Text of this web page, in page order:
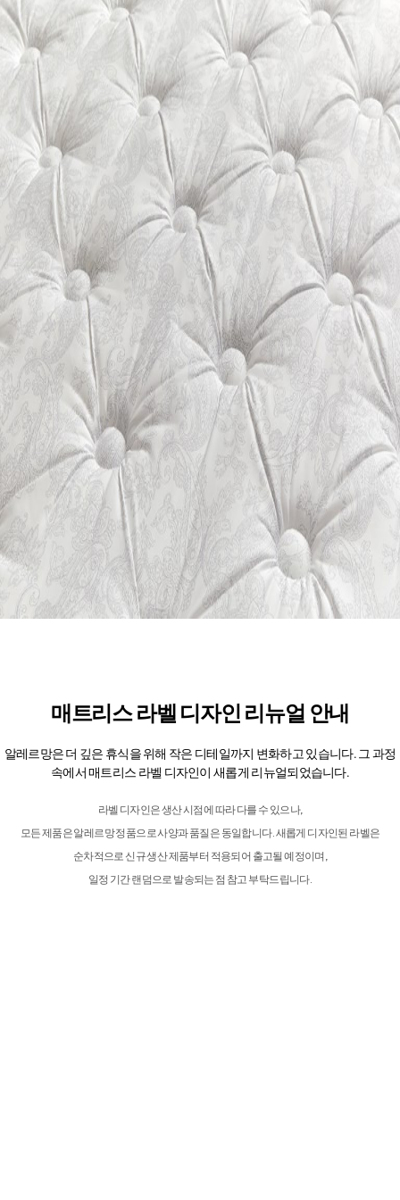
매트리스 라벨 디자인 리뉴얼 안내
알레르망은 더 깊은 휴식을 위해 작은 디테일까지 변화하고 있습니다. 그 과정
속에서 매트리스 라벨 디자인이 새롭게 리뉴얼되었습니다.
라벨 디자인은 생산 시점에 따라 다를 수 있으나,
모든 제품은 알레르망 정품으로 사양과 품질은 동일합니다. 새롭게 디자인된 라벨은
순차적으로 신규 생산 제품부터 적용되어 출고될 예정이며,
일정 기간 랜덤으로 발송되는 점 참고 부탁드립니다.